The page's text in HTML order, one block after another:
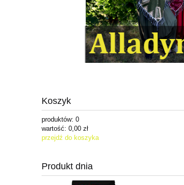
Koszyk
produktów: 0
wartość: 0,00 zł
przejdź do koszyka
Produkt dnia